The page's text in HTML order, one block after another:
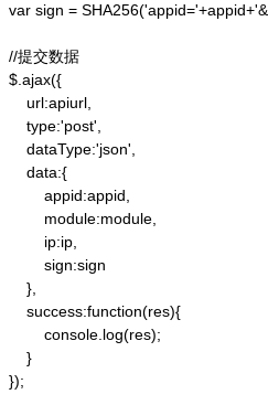
var sign =
//提交数据
$.ajax({
    url:apiurl,
    type:'post',
    dataType:'json',
    data:{
        appid:appid,
        module:module,
        ip:ip,
        sign:sign
    },
    success:function(res){
        console.log(res);
    }
});